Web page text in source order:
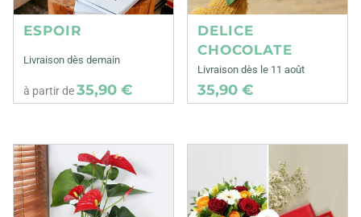
ESPOIR
Livraison dès demain
à partir de35,90 €
DELICE
CHOCOLATE
Livraison dès le 11 août
35,90 €